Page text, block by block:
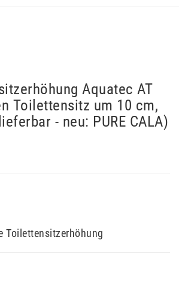
Aquatec AT
Toilettensitz um 10 cm,
- neu: PURE CALA)
Toilettensitzerhöhung